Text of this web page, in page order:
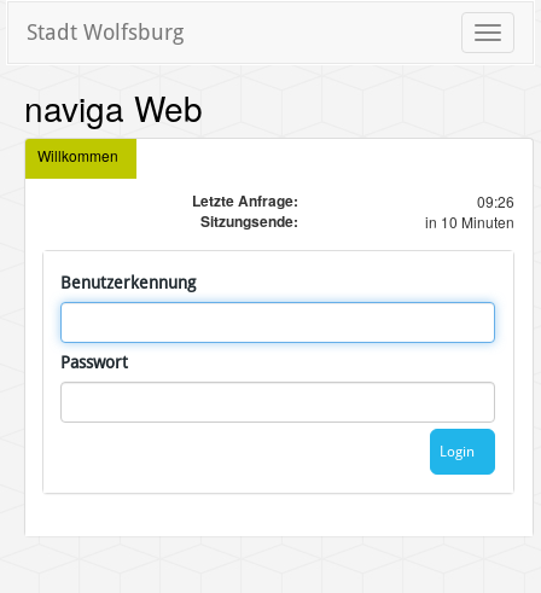
Toggle
Stadt Wolfsburg
naviga Web
Willkommen
Letzte Anfrage: 09:26
Sitzungsende: in 10 Minuten
Benutzerkennung
Passwort